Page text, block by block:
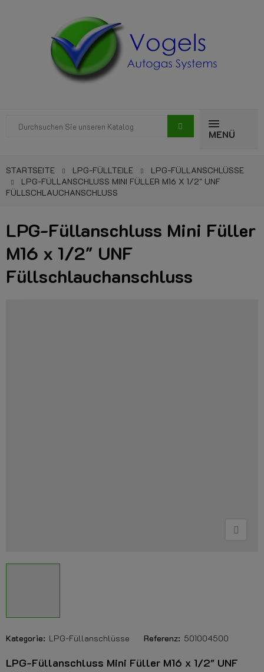
MENÜ
STARTSEITE LPG-FÜLLTEILE
LPG-FÜLLANSCHLÜSSE
LPG-FÜLLANSCHLUSS MINI FÜLLER M16 X 1/2" UNF
FÜLLSCHLAUCHANSCHLUSS
LPG-Füllanschluss Mini Füller
M16 x 1/2" UNF
Füllschlauchanschluss
Kategorie: LPG-Füllanschlüsse Referenz: 501004500
LPG-Füllanschluss Mini Füller M16 x 1/2" UNF